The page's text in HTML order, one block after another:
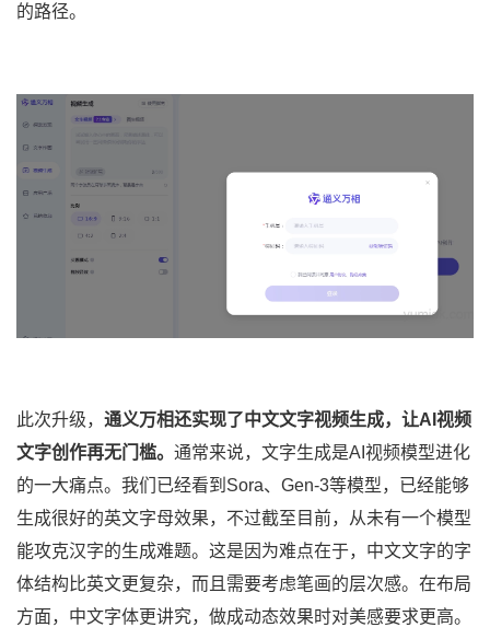
的路径。
此次升级， 通义万相还实现了中文文字视频生成，让AI视频
文字创作再无门槛。 通常来说，文字生成是AI视频模型进化
的一大痛点。我们已经看到Sora、Gen-3等模型，已经能够
生成很好的英文字母效果，不过截至目前，从未有一个模型
能攻克汉字的生成难题。这是因为难点在于，中文文字的字
体结构比英文更复杂，而且需要考虑笔画的层次感。在布局
方面，中文字体更讲究，做成动态效果时对美感要求更高。